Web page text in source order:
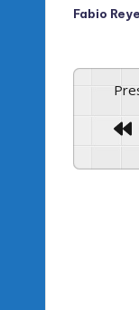
Publicado
Fabio